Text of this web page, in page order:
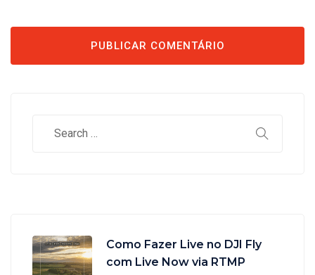
Como Fazer Live no DJI Fly
com Live Now via RTMP